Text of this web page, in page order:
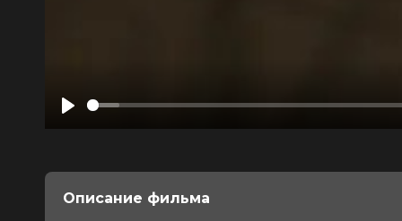
Описание фильма